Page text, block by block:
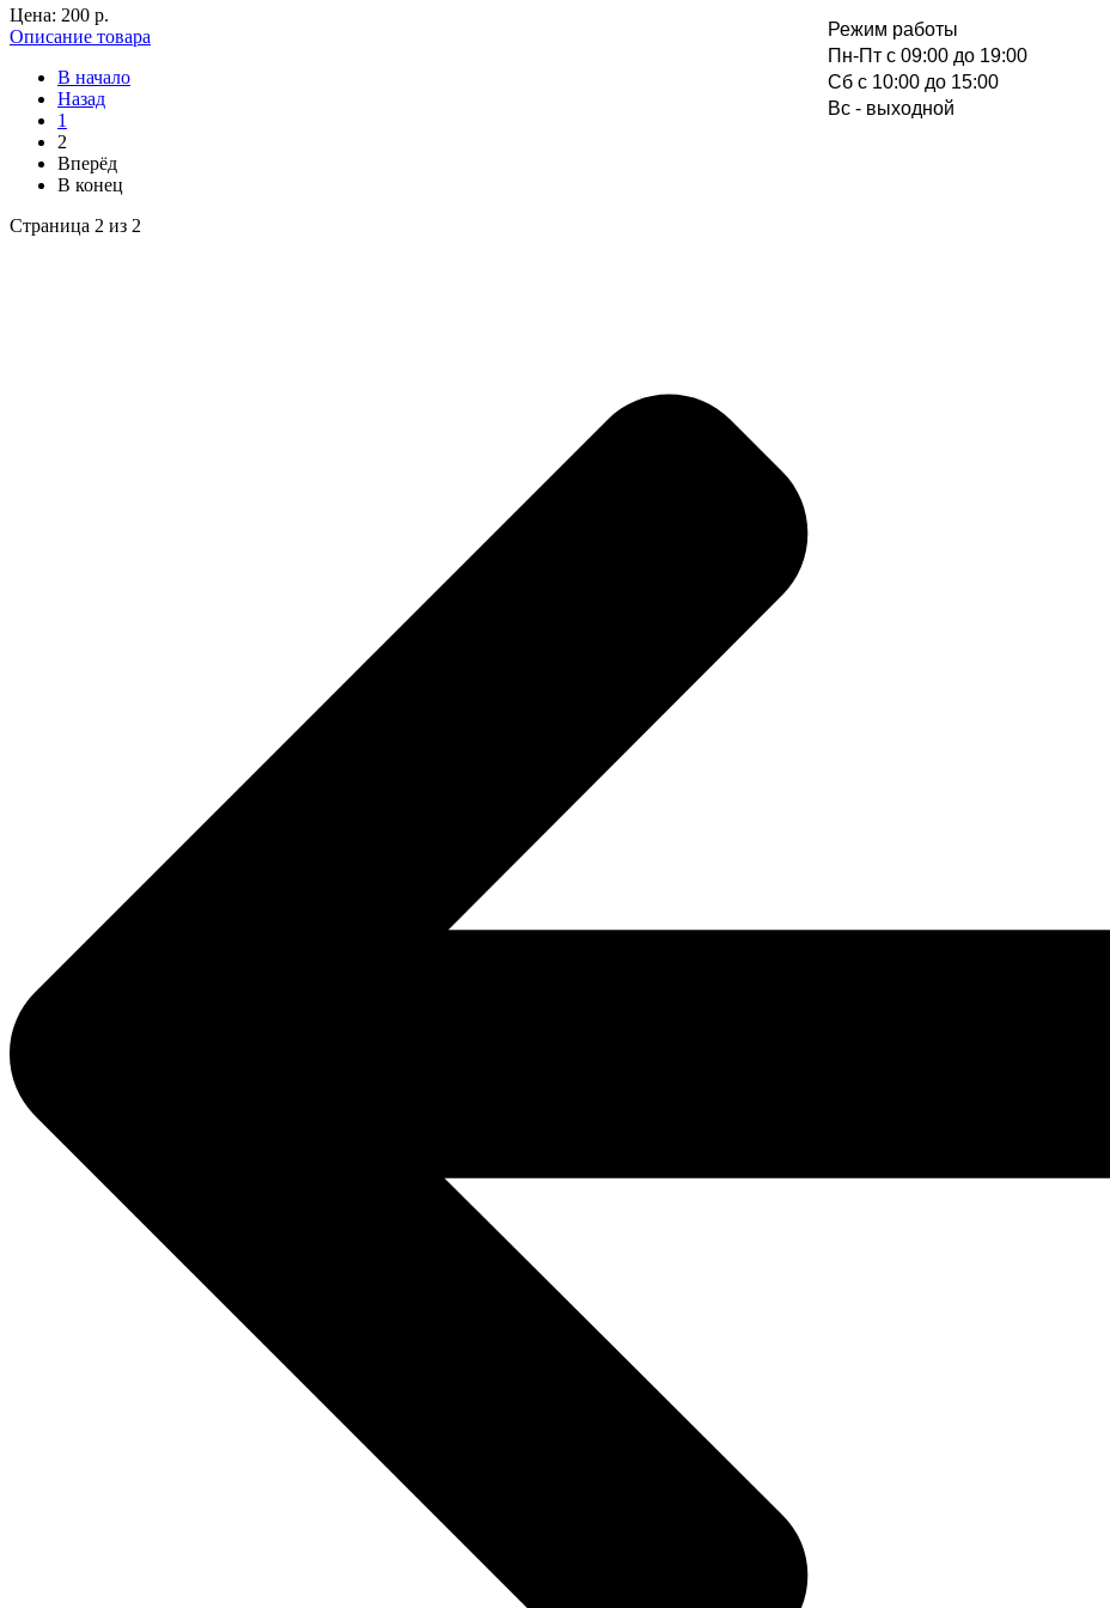
Режим работы
Пн-Пт с 09:00 до 19:00
Cб с 10:00 до 15:00
Вс - выходной
Цена: 200 p.
Описание товара
В начало
Назад
1
2
Вперёд
В конец
Страница 2 из 2